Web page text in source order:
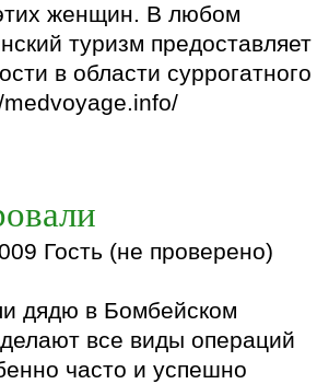
женщин. В любом
туризм предоставляет
в области суррогатного
Гость (не проверено)
дядю в Бомбейском
все виды операций
часто и успешно